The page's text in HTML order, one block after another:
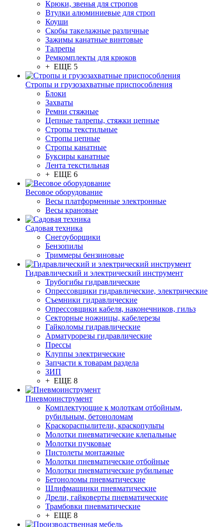
Крюки, звенья для стропов
Втулки алюминиевые для строп
Коуши
Скобы такелажные различные
Зажимы канатные винтовые
Талрепы
Ремкомплекты для крюков
+ ЕЩЕ 5
Стропы и грузозахватные приспособления
Блоки
Захваты
Ремни стяжные
Цепные талрепы, стяжки цепные
Стропы текстильные
Стропы цепные
Стропы канатные
Буксиры канатные
Лента текстильная
+ ЕЩЕ 6
Весовое оборудование
Весы платформенные электронные
Весы крановые
Садовая техника
Снегоуборщики
Бензопилы
Триммеры бензиновые
Гидравлический и электрический инструмент
Трубогибы гидравлические
Опрессовщики гидравлические, электрические
Съемники гидравлические
Опрессовщики кабеля, наконечников, гильз
Секторные ножницы, кабелерезы
Гайколомы гидравлические
Арматурорезы гидравлические
Прессы
Клуппы электрические
Запчасти к товарам раздела
ЗИП
+ ЕЩЕ 8
Пневмоинструмент
Комплектующие к молоткам отбойным,
рубильным, бетоноломам
Краскораспылители, краскопульты
Молотки пневматические клепальные
Молотки пучковые
Пистолеты монтажные
Молотки пневматические отбойные
Молотки пневматические рубильные
Бетоноломы пневматические
Шлифмашинки пневматические
Дрели, гайковерты пневматические
Трамбовки пневматические
+ ЕЩЕ 8